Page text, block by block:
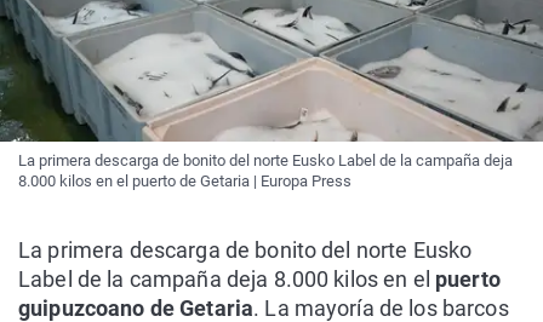
La primera descarga de bonito del norte Eusko Label de la campaña deja
8.000 kilos en el puerto de Getaria | Europa Press
La primera descarga de bonito del norte Eusko
Label de la campaña deja 8.000 kilos en el puerto
guipuzcoano de Getaria. La mayoría de los barcos